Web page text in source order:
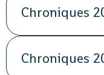
Chroniques
Chroniques